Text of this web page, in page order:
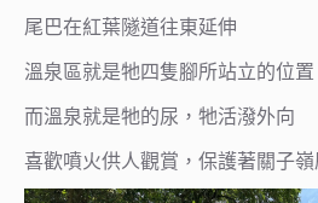
尾巴在紅葉隧道往東延伸
溫泉區就是牠四隻腳所站立的位置
而溫泉就是牠的尿，牠活潑外向
喜歡噴火供人觀賞，保護著關子